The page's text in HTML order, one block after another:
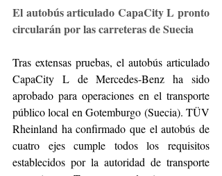
El autobús articulado CapaCity L pronto
circularán por las carreteras de Suecia
Tras extensas pruebas, el autobús articulado
CapaCity L de Mercedes-Benz ha sido
aprobado para operaciones en el transporte
público local en Gotemburgo (Suecia). TÜV
Rheinland ha confirmado que el autobús de
cuatro ejes cumple todos los requisitos
establecidos por la autoridad de transporte